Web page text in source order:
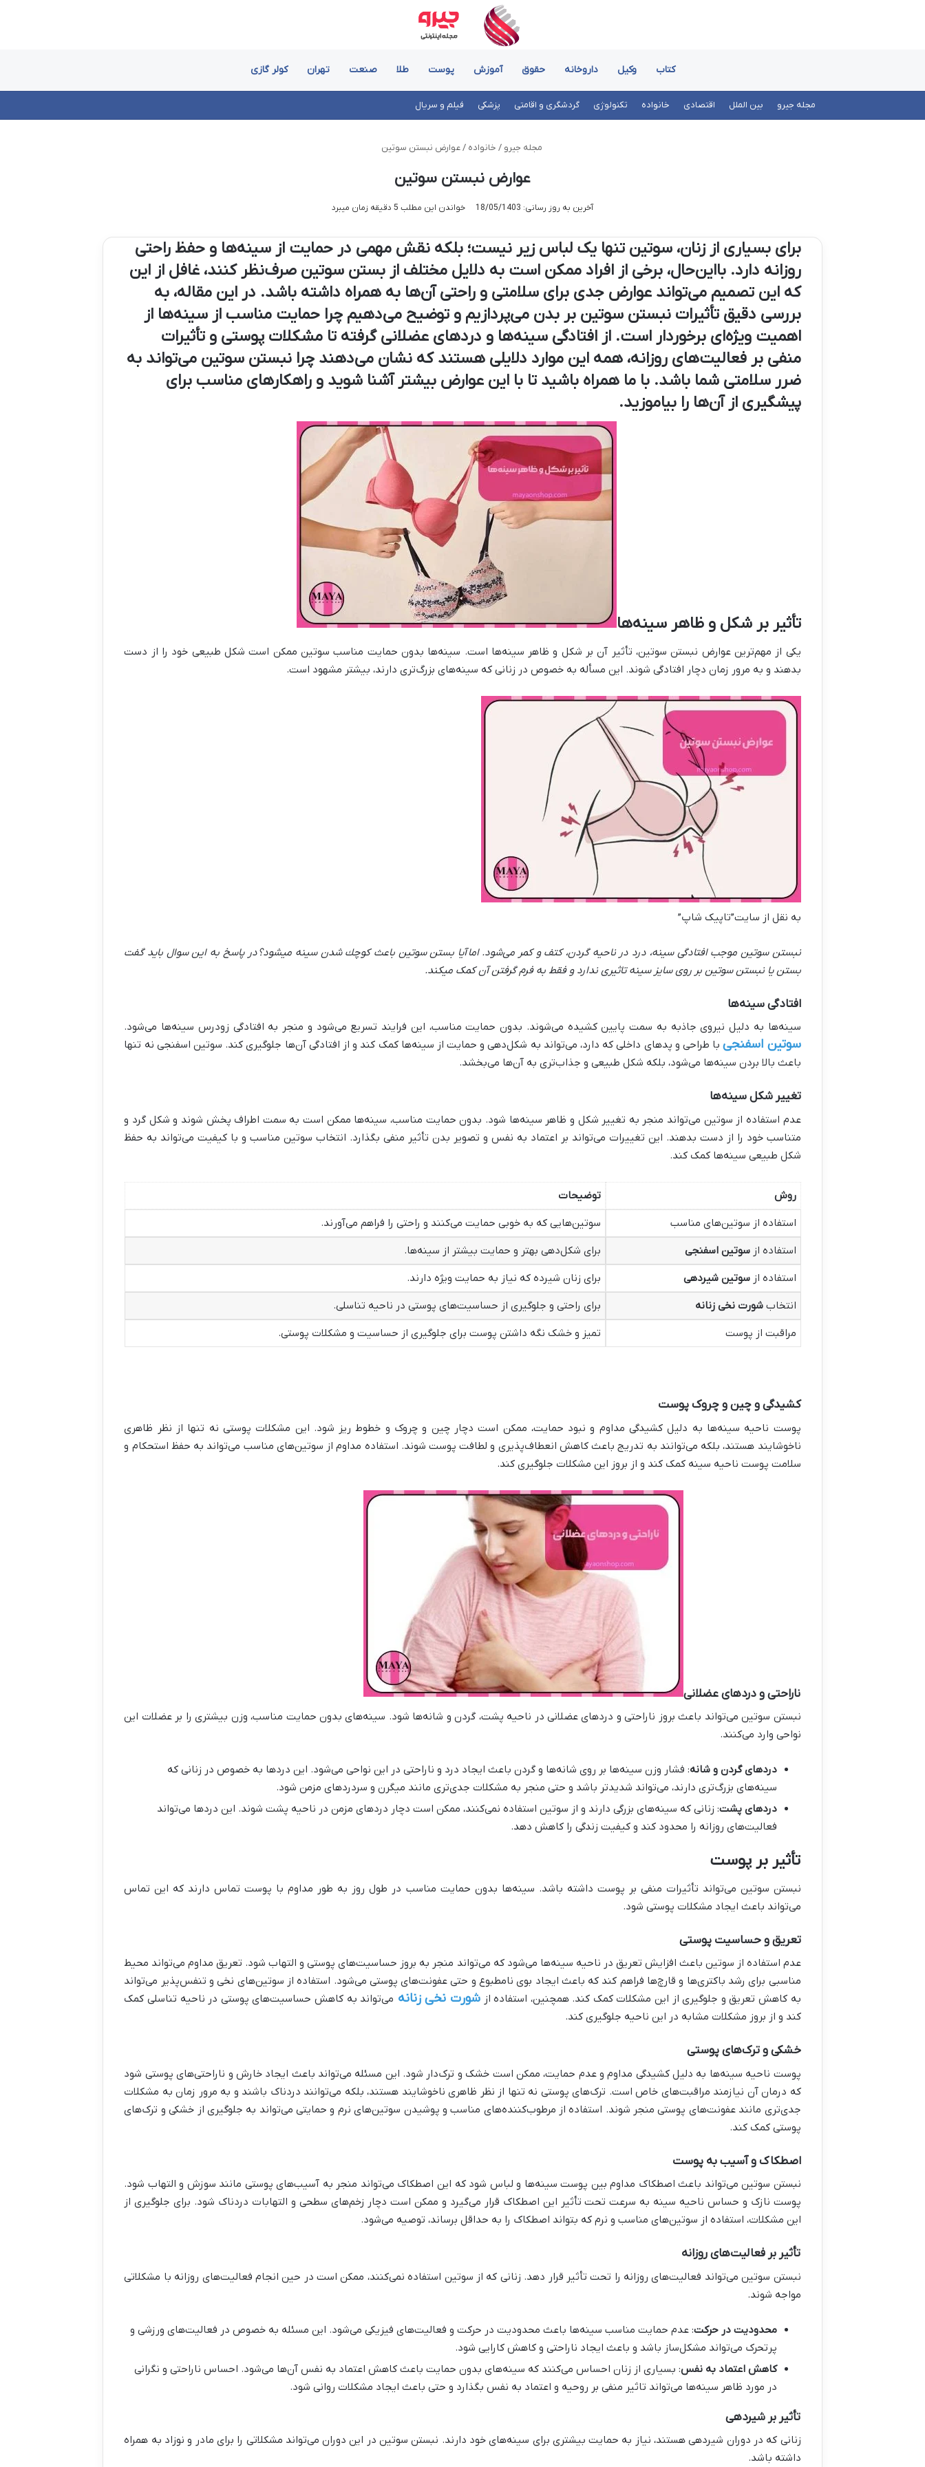
کتاب وکیل داروخانه حقوق آموزش پوست طلا صنعت تهران کولر گازی
مجله جیرو بین الملل اقتصادی خانواده تکنولوژی گردشگری و اقامتی پزشکی فیلم و سریال
مجله جیرو / خانواده / عوارض نبستن سوتین
عوارض نبستن سوتین
آخرین به روز رسانی: 18/05/1403 خواندن این مطلب 5 دقیقه زمان میبرد
برای بسیاری از زنان، سوتین تنها یک لباس زیر نیست؛ بلکه نقش مهمی در حمایت از سینه‌ها و حفظ راحتی
روزانه دارد. بااین‌حال، برخی از افراد ممکن است به دلایل مختلف از بستن سوتین صرف‌نظر کنند، غافل از این
که این تصمیم می‌تواند عوارض جدی برای سلامتی و راحتی آن‌ها به همراه داشته باشد. در این مقاله، به
بررسی دقیق تأثیرات نبستن سوتین بر بدن می‌پردازیم و توضیح می‌دهیم چرا حمایت مناسب از سینه‌ها از
اهمیت ویژه‌ای برخوردار است. از افتادگی سینه‌ها و دردهای عضلانی گرفته تا مشکلات پوستی و تأثیرات
منفی بر فعالیت‌های روزانه، همه این موارد دلایلی هستند که نشان می‌دهند چرا نبستن سوتین می‌تواند به
ضرر سلامتی شما باشد. با ما همراه باشید تا با این عوارض بیشتر آشنا شوید و راهکارهای مناسب برای
پیشگیری از آن‌ها را بیاموزید.
تأثیر بر شکل و ظاهر سینه‌ها
یکی از مهم‌ترین عوارض نبستن سوتین، تأثیر آن بر شکل و ظاهر سینه‌ها است. سینه‌ها بدون حمایت مناسب سوتین ممکن است شکل طبیعی خود را از دست
بدهند و به مرور زمان دچار افتادگی شوند. این مسأله به خصوص در زنانی که سینه‌های بزرگ‌تری دارند، بیشتر مشهود است.
به نقل از سایت”تاپیک شاپ”
نبستن سوتین موجب افتادگی سینه، درد در ناحیه گردن، کتف و کمر می‌شود. اما آيا بستن سوتين باعث كوچك شدن سينه ميشود؟ در پاسخ به این سوال باید گفت
بستن یا نبستن سوتین بر روی سایز سینه تاثیری ندارد و فقط به فرم گرفتن آن کمک میکند.
افتادگی سینه‌ها
سینه‌ها به دلیل نیروی جاذبه به سمت پایین کشیده می‌شوند. بدون حمایت مناسب، این فرایند تسریع می‌شود و منجر به افتادگی زودرس سینه‌ها می‌شود.
سوتین اسفنجیبا طراحی و پدهای داخلی که دارد، می‌تواند به شکل‌دهی و حمایت از سینه‌ها کمک کند و از افتادگی آن‌ها جلوگیری کند. سوتین اسفنجی نه تنها
باعث بالا بردن سینه‌ها می‌شود، بلکه شکل طبیعی و جذاب‌تری به آن‌ها می‌بخشد.
تغییر شکل سینه‌ها
عدم استفاده از سوتین می‌تواند منجر به تغییر شکل و ظاهر سینه‌ها شود. بدون حمایت مناسب، سینه‌ها ممکن است به سمت اطراف پخش شوند و شکل گرد و
متناسب خود را از دست بدهند. این تغییرات می‌تواند بر اعتماد به نفس و تصویر بدن تأثیر منفی بگذارد. انتخاب سوتین مناسب و با کیفیت می‌تواند به حفظ
شکل طبیعی سینه‌ها کمک کند.
روش
توضیحات
استفاده از سوتین‌های مناسب
سوتین‌هایی که به خوبی حمایت می‌کنند و راحتی را فراهم می‌آورند.
استفاده ازسوتین اسفنجی برای شکل‌دهی بهتر و حمایت بیشتر از سینه‌ها.
استفاده ازسوتین شیردهی برای زنان شیرده که نیاز به حمایت ویژه دارند.
انتخابشورت نخی زنانه برای راحتی و جلوگیری از حساسیت‌های پوستی در ناحیه تناسلی.
مراقبت از پوست
تمیز و خشک نگه داشتن پوست برای جلوگیری از حساسیت و مشکلات پوستی.
کشیدگی و چین و چروک پوست
پوست ناحیه سینه‌ها به دلیل کشیدگی مداوم و نبود حمایت، ممکن است دچار چین و چروک و خطوط ریز شود. این مشکلات پوستی نه تنها از نظر ظاهری
ناخوشایند هستند، بلکه می‌توانند به تدریج باعث کاهش انعطاف‌پذیری و لطافت پوست شوند. استفاده مداوم از سوتین‌های مناسب می‌تواند به حفظ استحکام و
سلامت پوست ناحیه سینه کمک کند و از بروز این مشکلات جلوگیری کند.
ناراحتی و دردهای عضلانی
نبستن سوتین می‌تواند باعث بروز ناراحتی و دردهای عضلانی در ناحیه پشت، گردن و شانه‌ها شود. سینه‌های بدون حمایت مناسب، وزن بیشتری را بر عضلات این
نواحی وارد می‌کنند.
دردهای گردن و شانه: فشار وزن سینه‌ها بر روی شانه‌ها و گردن باعث ایجاد درد و ناراحتی در این نواحی می‌شود. این دردها به خصوص در زنانی که
سینه‌های بزرگ‌تری دارند، می‌تواند شدیدتر باشد و حتی منجر به مشکلات جدی‌تری مانند میگرن و سردردهای مزمن شود.
دردهای پشت: زنانی که سینه‌های بزرگی دارند و از سوتین استفاده نمی‌کنند، ممکن است دچار دردهای مزمن در ناحیه پشت شوند. این دردها می‌تواند
فعالیت‌های روزانه را محدود کند و کیفیت زندگی را کاهش دهد.
تأثیر بر پوست
نبستن سوتین می‌تواند تأثیرات منفی بر پوست داشته باشد. سینه‌ها بدون حمایت مناسب در طول روز به طور مداوم با پوست تماس دارند که این تماس
می‌تواند باعث ایجاد مشکلات پوستی شود.
تعریق و حساسیت پوستی
عدم استفاده از سوتین باعث افزایش تعریق در ناحیه سینه‌ها می‌شود که می‌تواند منجر به بروز حساسیت‌های پوستی و التهاب شود. تعریق مداوم می‌تواند محیط
مناسبی برای رشد باکتری‌ها و قارچ‌ها فراهم کند که باعث ایجاد بوی نامطبوع و حتی عفونت‌های پوستی می‌شود. استفاده از سوتین‌های نخی و تنفس‌پذیر می‌تواند
به کاهش تعریق و جلوگیری از این مشکلات کمک کند. همچنین، استفاده ازشورت نخی زنانه می‌تواند به کاهش حساسیت‌های پوستی در ناحیه تناسلی کمک
کند و از بروز مشکلات مشابه در این ناحیه جلوگیری کند.
خشکی و ترک‌های پوستی
پوست ناحیه سینه‌ها به دلیل کشیدگی مداوم و عدم حمایت، ممکن است خشک و ترک‌دار شود. این مسئله می‌تواند باعث ایجاد خارش و ناراحتی‌های پوستی شود
که درمان آن نیازمند مراقبت‌های خاص است. ترک‌های پوستی نه تنها از نظر ظاهری ناخوشایند هستند، بلکه می‌توانند دردناک باشند و به مرور زمان به مشکلات
جدی‌تری مانند عفونت‌های پوستی منجر شوند. استفاده از مرطوب‌کننده‌های مناسب و پوشیدن سوتین‌های نرم و حمایتی می‌تواند به جلوگیری از خشکی و ترک‌های
پوستی کمک کند.
اصطکاک و آسیب به پوست
نبستن سوتین می‌تواند باعث اصطکاک مداوم بین پوست سینه‌ها و لباس شود که این اصطکاک می‌تواند منجر به آسیب‌های پوستی مانند سوزش و التهاب شود.
پوست نازک و حساس ناحیه سینه به سرعت تحت تأثیر این اصطکاک قرار می‌گیرد و ممکن است دچار زخم‌های سطحی و التهابات دردناک شود. برای جلوگیری از
این مشکلات، استفاده از سوتین‌های مناسب و نرم که بتواند اصطکاک را به حداقل برساند، توصیه می‌شود.
تأثیر بر فعالیت‌های روزانه
نبستن سوتین می‌تواند فعالیت‌های روزانه را تحت تأثیر قرار دهد. زنانی که از سوتین استفاده نمی‌کنند، ممکن است در حین انجام فعالیت‌های روزانه با مشکلاتی
مواجه شوند.
محدودیت در حرکت:عدم حمایت مناسب سینه‌ها باعث محدودیت در حرکت و فعالیت‌های فیزیکی می‌شود. این مسئله به خصوص در فعالیت‌های ورزشی و
پرتحرک می‌تواند مشکل‌ساز باشد و باعث ایجاد ناراحتی و کاهش کارایی شود.
کاهش اعتماد به نفس: بسیاری از زنان احساس می‌کنند که سینه‌های بدون حمایت باعث کاهش اعتماد به نفس آن‌ها می‌شود. احساس ناراحتی و نگرانی
در مورد ظاهر سینه‌ها می‌تواند تاثیر منفی بر روحیه و اعتماد به نفس بگذارد و حتی باعث ایجاد مشکلات روانی شود.
تأثیر بر شیردهی
زنانی که در دوران شیردهی هستند، نیاز به حمایت بیشتری برای سینه‌های خود دارند. نبستن سوتین در این دوران می‌تواند مشکلاتی را برای مادر و نوزاد به همراه
داشته باشد.